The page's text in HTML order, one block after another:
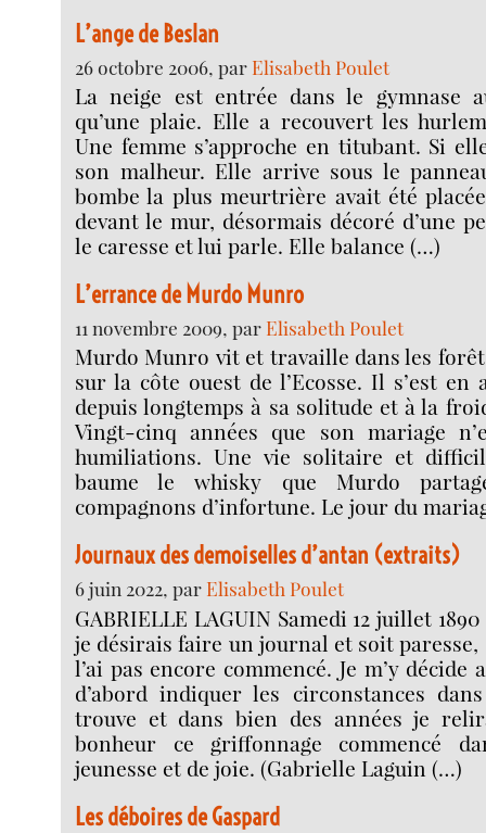
L’ange de Beslan
26 octobre 2006, parElisabeth Poulet
La neige est entrée dans le gymnase
qu’une plaie. Elle a recouvert les
Une femme s’approche en titubant. Si
son malheur. Elle arrive sous le
bombe la plus meurtrière avait été
devant le mur, désormais décoré d’une
le caresse et lui parle. Elle balance (…)
L’errance de Murdo Munro
11 novembre 2009, parElisabeth Poulet
Murdo Munro vit et travaille dans les
sur la côte ouest de l’Ecosse. Il s’est en
depuis longtemps à sa solitude et à la
Vingt-cinq années que son mariage
humiliations. Une vie solitaire et
baume le whisky que Murdo
compagnons d’infortune. Le jour du
Journaux des demoiselles d’antan (extraits)
6 juin 2022, parElisabeth Poulet
GABRIELLE LAGUIN Samedi 12 juillet
je désirais faire un journal et soit
l’ai pas encore commencé. Je m’y décide
d’abord indiquer les circonstances
trouve et dans bien des années je
bonheur ce griffonnage commencé
jeunesse et de joie. (Gabrielle Laguin (…)
Les déboires de Gaspard